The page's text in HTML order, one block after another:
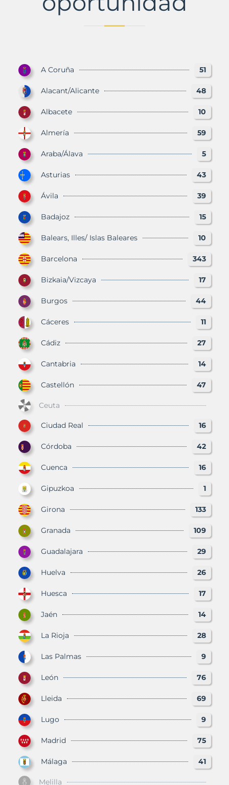
A Coruña 51
Alacant/Alicante 48
Albacete 10
Almería 59
Araba/Álava 5
Asturias 43
Ávila 39
Badajoz 15
Balears, Illes/ Islas Baleares 10
Barcelona 343
Bizkaia/Vizcaya 17
Burgos 44
Cáceres 11
Cádiz 27
Cantabria 14
Castellón 47
Ceuta
Ciudad Real 16
Córdoba 42
Cuenca 16
Gipuzkoa 1
Girona 133
Granada 109
Guadalajara 29
Huelva 26
Huesca 17
Jaén 14
La Rioja 28
Las Palmas 9
León 76
Lleida 69
Lugo 9
Madrid 75
Málaga 41
Melilla